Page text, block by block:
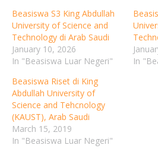
Beasiswa S3 King Abdullah
University of Science and
Technology di Arab Saudi
January 10, 2026
In "Beasiswa Luar Negeri"
In
Beasiswa Riset di King
Abdullah University of
Science and Tehcnology
(KAUST), Arab Saudi
March 15, 2019
In "Beasiswa Luar Negeri"